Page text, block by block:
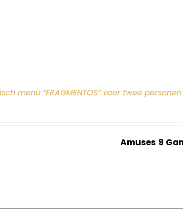
menu “FRAGMENTOS” voor twee personen
Amuses 9